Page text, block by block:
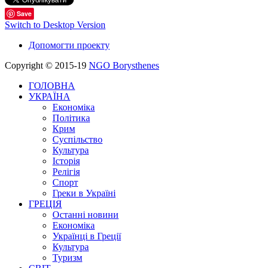
Save
Switch to Desktop Version
Допомогти проекту
Copyright © 2015-19 NGO Borysthenes
ГОЛОВНА
УКРАЇНА
Економіка
Політика
Крим
Суспільство
Культура
Історія
Релігія
Спорт
Греки в Україні
ГРЕЦІЯ
Останні новини
Економіка
Українці в Греції
Культура
Туризм